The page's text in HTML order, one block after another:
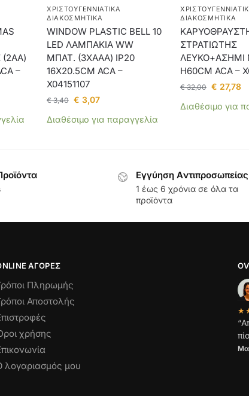
–
ΧΡΙΣΤΟΥΓΕΝΝΙΆΤΙΚΑ
ΔΙΑΚΟΣΜΗΤΙΚΆ
WINDOW PLASTIC BELL 10
LED ΛΑΜΠΑΚΙΑ WW
ΜΠΑΤ. (3ΧΑΑΑ) IP20
16X20.5CM ACA –
X04151107
€3,40 € 3,07
Διαθέσιμο για παραγγελία
ΔΙΑΚΟΣΜΗΤΙΚΆ
ΣΤΡΑΤΙΩΤΗΣ
ΛΕΥΚΟ+ΑΣΗΜΙ
H60CM ACA –
€32,00 € 27,78
Διαθέσιμο για
Εγγύηση Aντιπροσωπείας
1 έως 6 χρόνια σε όλα τα
προϊόντα
ΑΓΟΡΕΣ
Πληρωμής
Αποστολής
χρήσης
λογαριασμός μου